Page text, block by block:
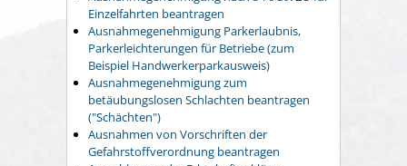
Einzelfahrten beantragen
Ausnahmegenehmigung Parkerlaubnis,
Parkerleichterungen für Betriebe (zum
Beispiel Handwerkerparkausweis)
Ausnahmegenehmigung zum
betäubungslosen Schlachten beantragen
("Schächten")
Ausnahmen von Vorschriften der
Gefahrstoffverordnung beantragen